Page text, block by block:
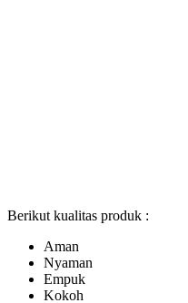
Berikut kualitas produk :
Aman
Nyaman
Empuk
Kokoh